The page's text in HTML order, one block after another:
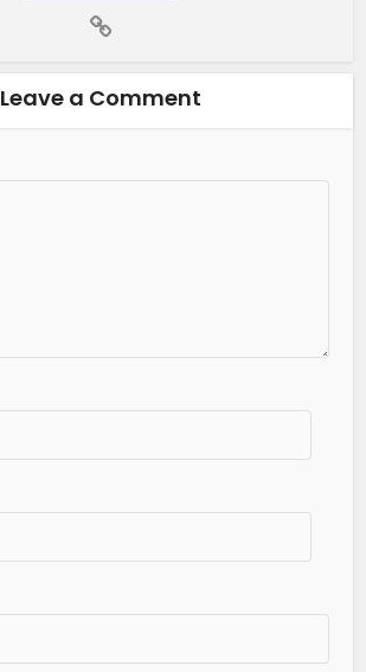
Leave a Comment